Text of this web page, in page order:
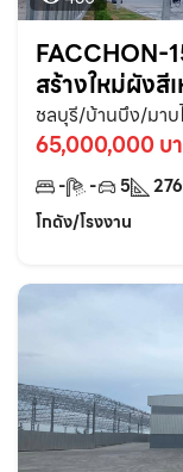
FACCHON-
สร้างใหม่ผังสี
มาบไผ่ ใกล้นิค
ชลบุรี
ชลบุรี/บ้านบึง/มาบ
65,000,000 บ
- - 5
โกดัง/โรงงาน